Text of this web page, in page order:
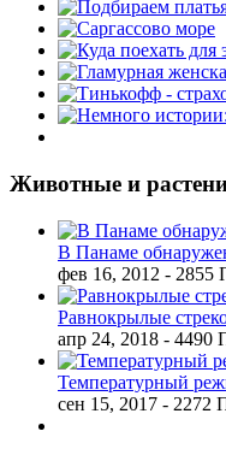
Животные и
В Панаме
фев 16, 2012 - 2855
Равнокрылые
апр 24, 2018 - 4490
Температурный
сен 15, 2017 - 2272